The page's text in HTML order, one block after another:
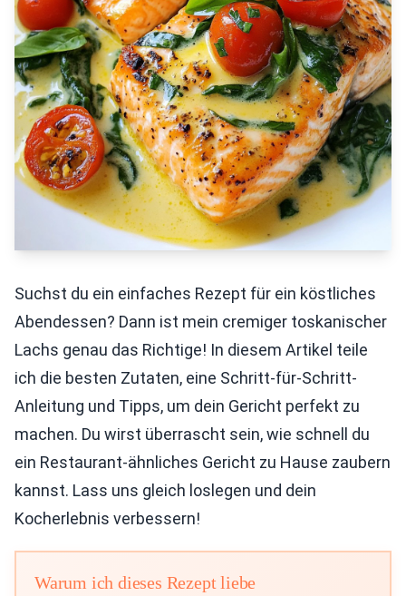
Suchst du ein einfaches Rezept für ein köstliches
Abendessen? Dann ist mein cremiger toskanischer
Lachs genau das Richtige! In diesem Artikel teile
ich die besten Zutaten, eine Schritt-für-Schritt-
Anleitung und Tipps, um dein Gericht perfekt zu
machen. Du wirst überrascht sein, wie schnell du
ein Restaurant-ähnliches Gericht zu Hause zaubern
kannst. Lass uns gleich loslegen und dein
Kocherlebnis verbessern!
Warum ich dieses Rezept liebe